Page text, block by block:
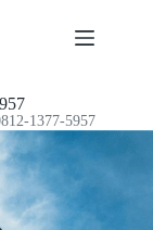
1377-5957